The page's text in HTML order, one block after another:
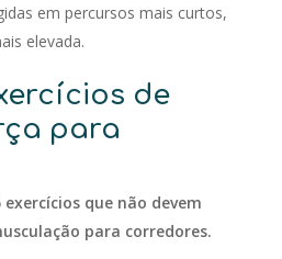
em percursos mais curtos,
elevada.
de
para
exercícios que não devem
para corredores.